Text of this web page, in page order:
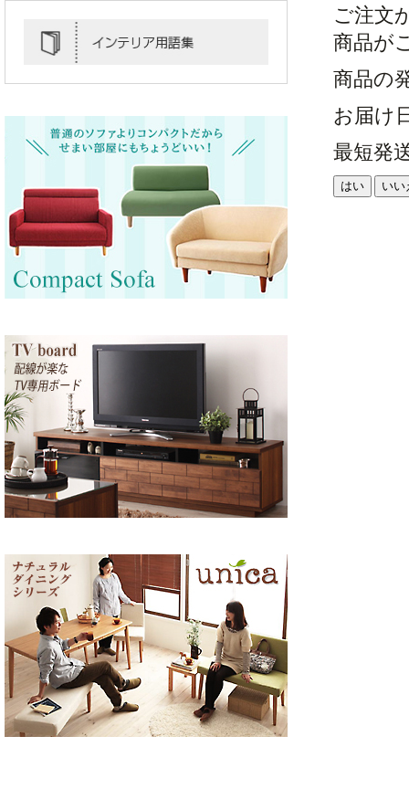
ご注文
商品が
商品の
お届け
最短発
はい いい